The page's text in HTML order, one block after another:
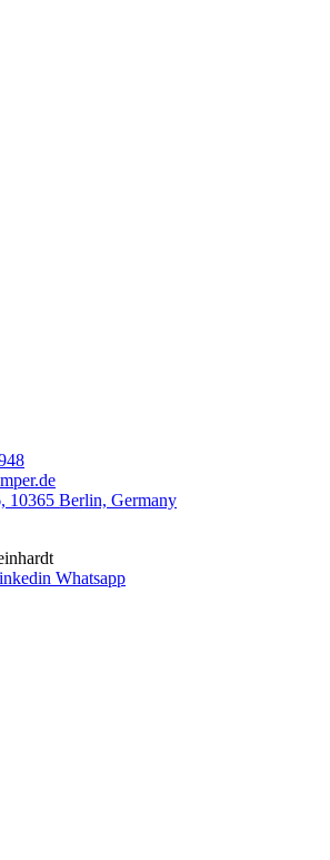
10365 Berlin, Germany
Whatsapp